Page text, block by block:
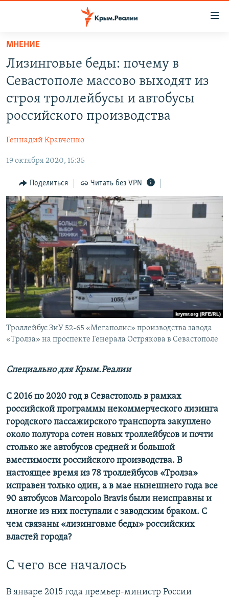
Вернуться
основному
содержанию
главной
Вернутся
КАРТА ВОЕННЫХ ОБЪЕКТОВ КРЫМА
ИСТОРИЯ
ИНТЕРАКТИВ
ИНФОГРАФИКА
ТЕЛЕПРОЕКТ КРЫМ.РЕАЛИИ
СОВЕТЫ ПРАВОЗАЩИТНИКОВ
ПРОПАВШИЕ БЕЗ ВЕСТИ
ПОБЕДИТЕЛЕЙ НЕ СУДЯТ?
КРЫМ.НЕПОКОРЕННЫЙ
ELIFBE
УКРАИНСКАЯ ПРОБЛЕМА КРЫМА
РАДІО СВОБОДА
КАК ОБОЙТИ БЛОКИРОВКУ
Qırımtatar
ПРИСОЕДИНЯЙТЕСЬ!
Все сайты RFE/RL
МНЕНИЕ
Лизинговые беды: почему в
Севастополе массово выходят из
строя троллейбусы и автобусы
российского производства
Геннадий Кравченко
19 октября 2020, 15:35
Поделиться Читать без VPN
Троллейбус ЗиУ 52-65 «Мегаполис» производства завода
«Тролза» на проспекте Генерала Острякова в Севастополе
Специально для Крым.Реалии
С 2016 по 2020 год в Севастополь в рамках
российской программы некоммерческого лизинга
городского пассажирского транспорта закуплено
около полутора сотен новых троллейбусов и почти
столько же автобусов средней и большой
вместимости российского производства. В
настоящее время из 78 троллейбусов «Тролза»
исправен только один, а в мае нынешнего года все
90 автобусов Marcopolo Bravis были неисправны и
многие из них поступали с заводским браком. С
чем связаны «лизинговые беды» российских
властей города?
С чего все началось
В январе 2015 года премьер-министр России